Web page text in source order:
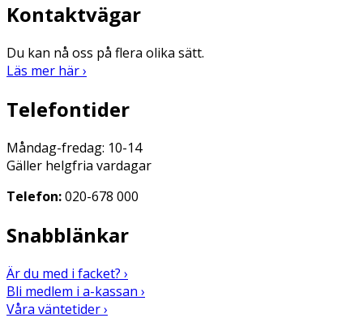
Kontaktvägar
Du kan nå oss på flera olika sätt.
Läs mer här ›
Telefontider
Måndag-fredag: 10-14
Gäller helgfria vardagar
Telefon:020-678 000
Snabblänkar
Är du med i facket? ›
Bli medlem i a-kassan ›
Våra väntetider ›